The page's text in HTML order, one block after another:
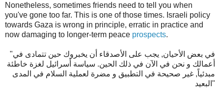
Nonetheless, sometimes friends need to tell you when
you've gone too far. This is one of those times. Israeli policy
towards Gaza is wrong in principle, erratic in practice and
now damaging to longer-term peace prospects.
"في بعض الأحيان, يجب على الأصدقاء أن يخبروك حين تتمادى في
أعمالك و نحن في الآن في ذلك الحين. سياسة أسرائيل لغزة خاطئة
مبدئياً, غير صحيحة في التطبيق و مضرة لعملية السلام في المدى
البعيد"